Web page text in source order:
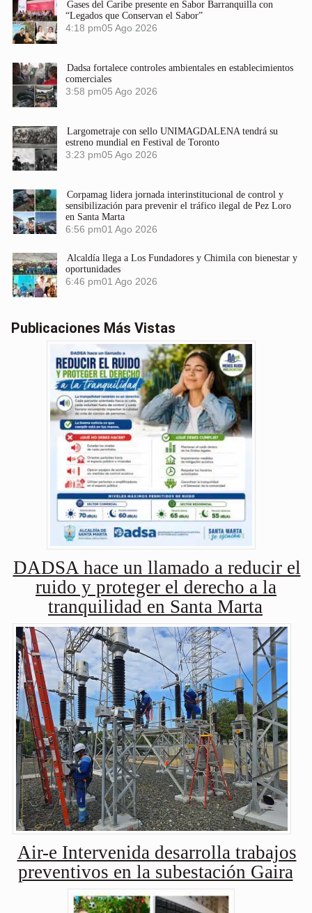
Gases del Caribe presente en Sabor Barranquilla con
“Legados que Conservan el Sabor”
4:18 pm05 Ago 2026
Dadsa fortalece controles ambientales en establecimientos
comerciales
3:58 pm05 Ago 2026
Largometraje con sello UNIMAGDALENA tendrá su
estreno mundial en Festival de Toronto
3:23 pm05 Ago 2026
Corpamag lidera jornada interinstitucional de control y
sensibilización para prevenir el tráfico ilegal de Pez Loro
en Santa Marta
6:56 pm01 Ago 2026
Alcaldía llega a Los Fundadores y Chimila con bienestar y
oportunidades
6:46 pm01 Ago 2026
Publicaciones Más Vistas
DADSA hace un llamado a reducir el
ruido y proteger el derecho a la
tranquilidad en Santa Marta
Air-e Intervenida desarrolla trabajos
preventivos en la subestación Gaira